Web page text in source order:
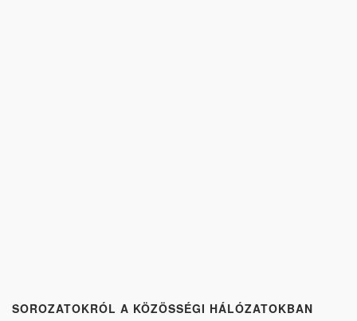
SOROZATOKRÓL A KÖZÖSSÉGI HÁLÓZATOKBAN